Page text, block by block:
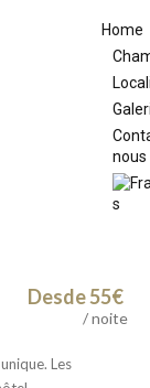
Home
nous
Desde 55€
/ noite
Les